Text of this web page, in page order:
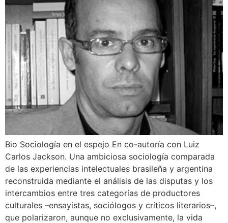
Bio Sociología en el espejo En co-autoría con Luiz
Carlos Jackson. Una ambiciosa sociología comparada
de las experiencias intelectuales brasileña y argentina
reconstruida mediante el análisis de las disputas y los
intercambios entre tres categorías de productores
culturales –ensayistas, sociólogos y críticos literarios–,
que polarizaron, aunque no exclusivamente, la vida